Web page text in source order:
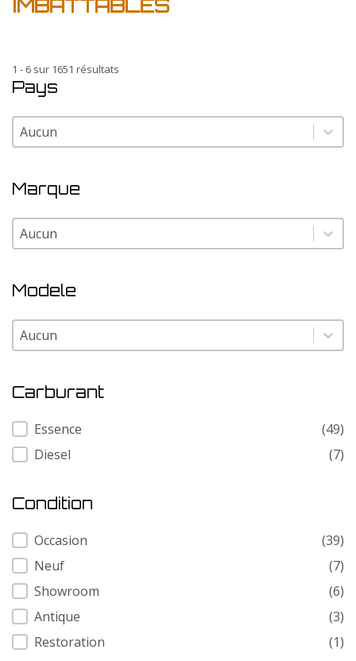
IMBATTABLES
1 - 6 sur 1651 résultats
Pays
Pays
Pays
Marque
Marque
Marque
Modele
Modele
Modele
Carburant
Carburant
Essence
(49)
Diesel
(7)
Condition
Condition
Occasion
(39)
Neuf
(7)
Showroom
(6)
Antique
(3)
Restoration
(1)